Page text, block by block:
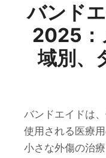
バンド
2025：
域別、
バンドエイドは
使用される医療
小さな外傷の治